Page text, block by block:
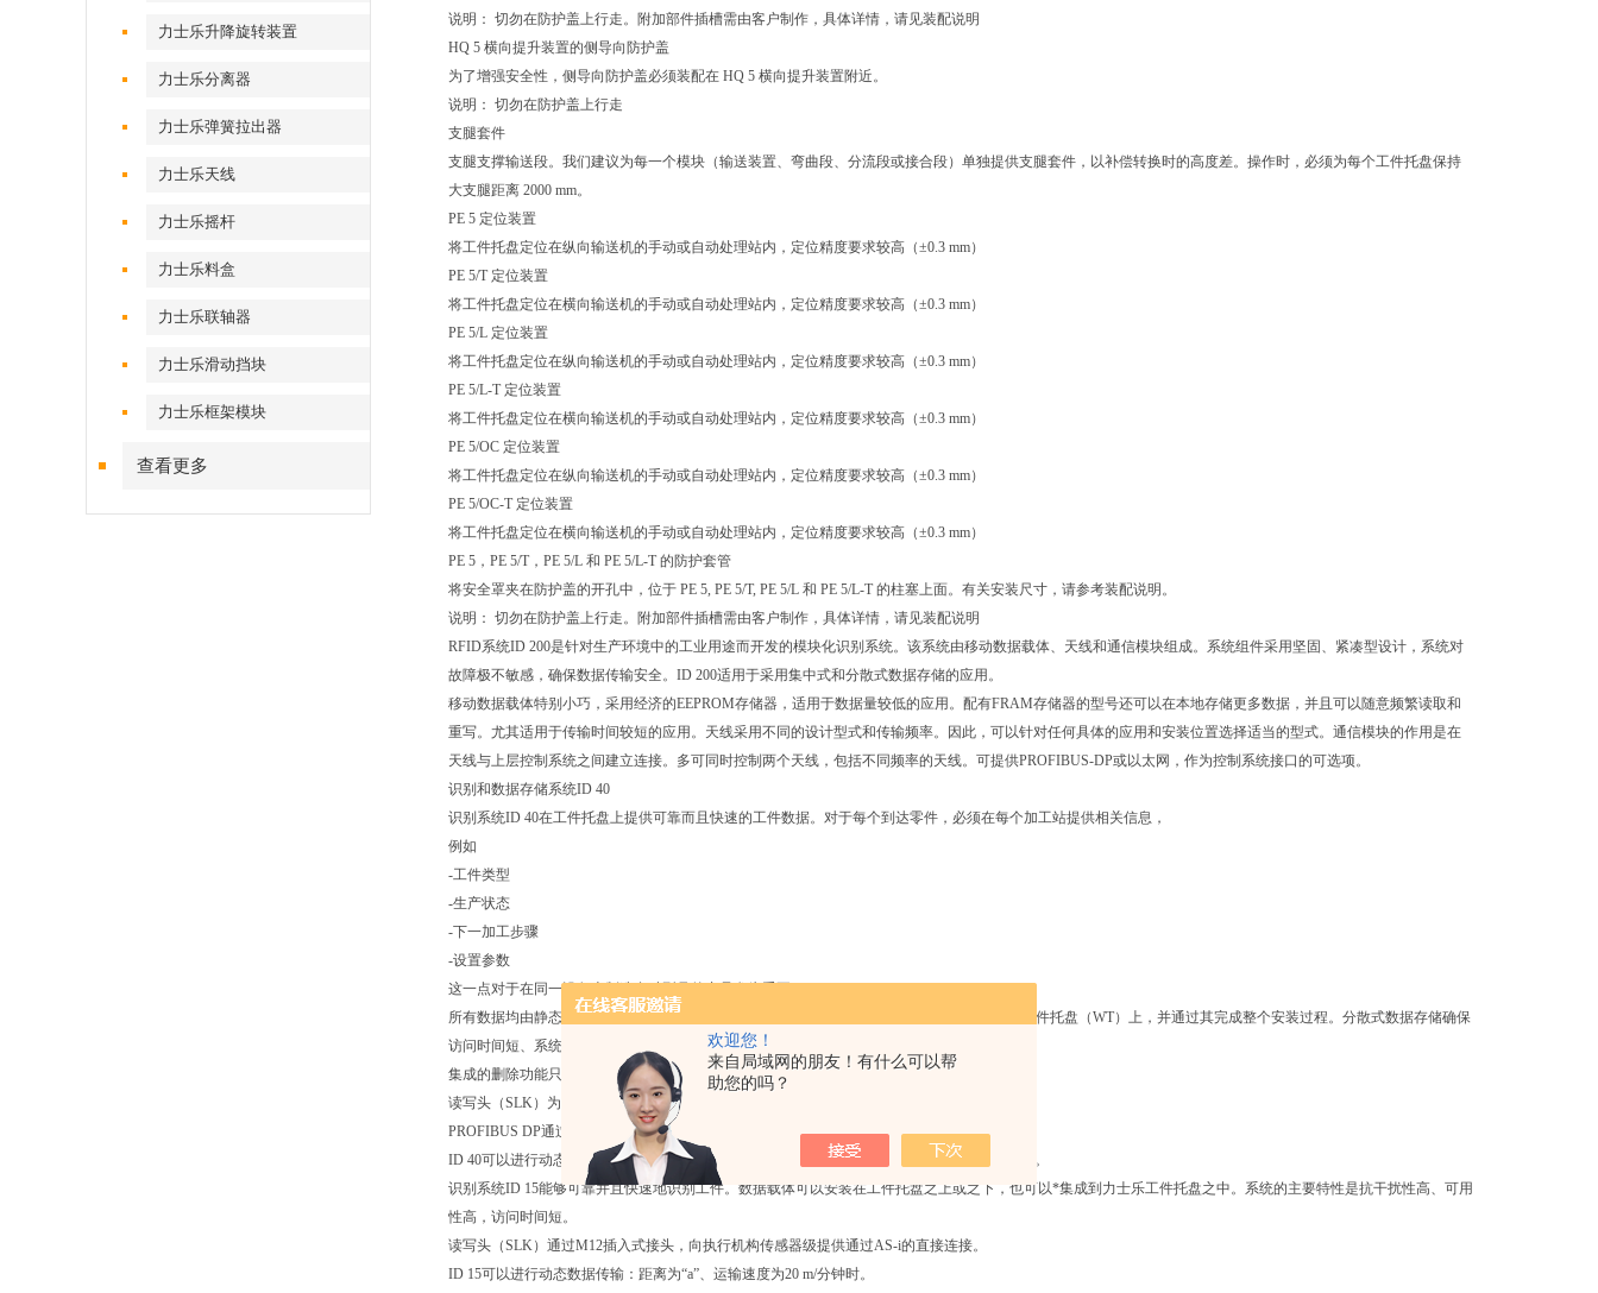
欢迎您！
来自局域网的朋友！有什么可以帮
助您的吗？
力士乐升降旋转装置
力士乐分离器
力士乐弹簧拉出器
力士乐天线
力士乐摇杆
力士乐料盒
力士乐联轴器
力士乐滑动挡块
力士乐框架模块
查看更多
说明： 切勿在防护盖上行走。附加部件插槽需由客户制作，具体详情，请见装配说明
HQ 5 横向提升装置的侧导向防护盖
为了增强安全性，侧导向防护盖必须装配在 HQ 5 横向提升装置附近。
说明： 切勿在防护盖上行走
支腿套件
支腿支撑输送段。我们建议为每一个模块（输送装置、弯曲段、分流段或接合段）单独提供支腿套件，以补偿转换时的高度差。操作时，必须为每个工件托盘保持
大支腿距离 2000 mm。
PE 5 定位装置
将工件托盘定位在纵向输送机的手动或自动处理站内，定位精度要求较高（±0.3 mm）
PE 5/T 定位装置
将工件托盘定位在横向输送机的手动或自动处理站内，定位精度要求较高（±0.3 mm）
PE 5/L 定位装置
将工件托盘定位在纵向输送机的手动或自动处理站内，定位精度要求较高（±0.3 mm）
PE 5/L-T 定位装置
将工件托盘定位在横向输送机的手动或自动处理站内，定位精度要求较高（±0.3 mm）
PE 5/OC 定位装置
将工件托盘定位在纵向输送机的手动或自动处理站内，定位精度要求较高（±0.3 mm）
PE 5/OC-T 定位装置
将工件托盘定位在横向输送机的手动或自动处理站内，定位精度要求较高（±0.3 mm）
PE 5，PE 5/T，PE 5/L 和 PE 5/L-T 的防护套管
将安全罩夹在防护盖的开孔中，位于 PE 5, PE 5/T, PE 5/L 和 PE 5/L-T 的柱塞上面。有关安装尺寸，请参考装配说明。
说明： 切勿在防护盖上行走。附加部件插槽需由客户制作，具体详情，请见装配说明
RFID系统ID 200是针对生产环境中的工业用途而开发的模块化识别系统。该系统由移动数据载体、天线和通信模块组成。系统组件采用坚固、紧凑型设计，系统对
故障极不敏感，确保数据传输安全。ID 200适用于采用集中式和分散式数据存储的应用。
移动数据载体特别小巧，采用经济的EEPROM存储器，适用于数据量较低的应用。配有FRAM存储器的型号还可以在本地存储更多数据，并且可以随意频繁读取和
重写。尤其适用于传输时间较短的应用。天线采用不同的设计型式和传输频率。因此，可以针对任何具体的应用和安装位置选择适当的型式。通信模块的作用是在
天线与上层控制系统之间建立连接。多可同时控制两个天线，包括不同频率的天线。可提供PROFIBUS-DP或以太网，作为控制系统接口的可选项。
识别和数据存储系统ID 40
识别系统ID 40在工件托盘上提供可靠而且快速的工件数据。对于每个到达零件，必须在每个加工站提供相关信息，
例如
-工件类型
-生产状态
-下一加工步骤
-设置参数
这一点对于在同一设备上制造多种型号的产品尤为重要。
所有数据均由静态读写头（SLK）存储在移动数据载体（MDT）上，移动数据载体直接位于工件托盘（WT）上，并通过其完成整个安装过程。分散式数据存储确保
访问时间短、系统可用性高。
集成的删除功能只能在SLK上触发，可以清空数据存储器，而不会进一步停留在SLK中。
读写头（SLK）为现场总线系统提供了直接的现场总线连接。
PROFIBUS DP通过M12插入式接头实现连接。
ID 40可以进行动态数据传输：如果以距离“a”、运输速度30 m/分钟传输时，传输容量为64 字节。
识别系统ID 15能够可靠并且快速地识别工件。数据载体可以安装在工件托盘之上或之下，也可以*集成到力士乐工件托盘之中。系统的主要特性是抗干扰性高、可用
性高，访问时间短。
读写头（SLK）通过M12插入式接头，向执行机构传感器级提供通过AS-i的直接连接。
ID 15可以进行动态数据传输：距离为“a”、运输速度为20 m/分钟时。